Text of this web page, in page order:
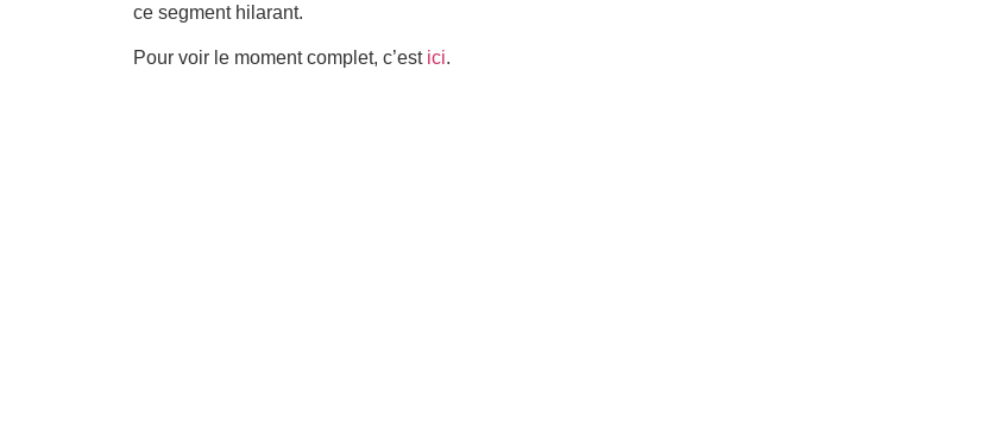
ce segment hilarant.
Pour voir le moment complet, c’est ici.